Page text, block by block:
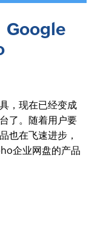
Google
，现在已经变成
了。随着用户要
也在飞速进步，
企业网盘的产品